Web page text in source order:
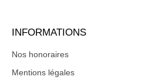
INFORMATIONS
Nos honoraires
Mentions légales